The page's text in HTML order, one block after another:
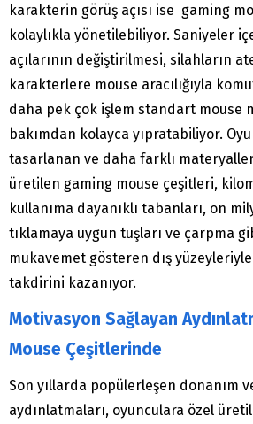
karakterin görüş açısı ise gaming
kolaylıkla yönetilebiliyor. Saniyeler
açılarının değiştirilmesi, silahların
karakterlere mouse aracılığıyla
daha pek çok işlem standart mouse
bakımdan kolayca yıpratabiliyor.
tasarlanan ve daha farklı
üretilen gaming mouse çeşitleri,
kullanıma dayanıklı tabanları, on
tıklamaya uygun tuşları ve çarpma
mukavemet gösteren dış
takdirini kazanıyor.
Motivasyon Sağlayan
Mouse Çeşitlerinde
Son yıllarda popülerleşen donanım
aydınlatmaları, oyunculara özel